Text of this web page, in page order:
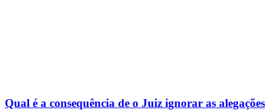
Qual é a consequência de o Juiz ignorar as alegações